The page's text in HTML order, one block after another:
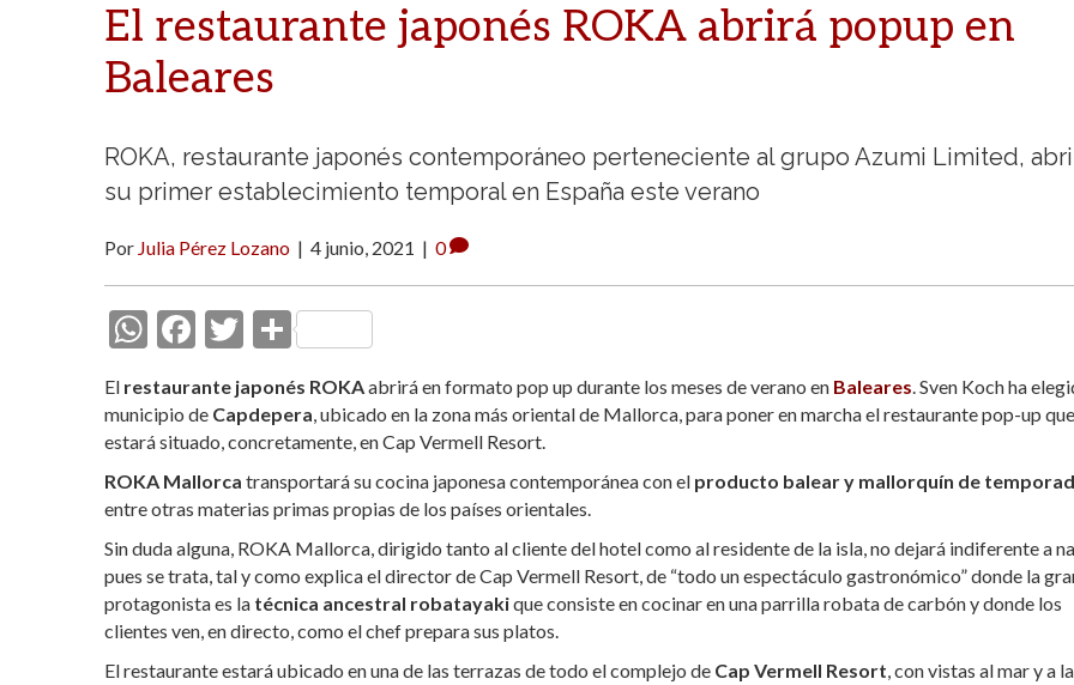
El restaurante japonés ROKA abrirá popup en
Baleares
ROKA, restaurante japonés contemporáneo perteneciente al grupo Azumi Limited,
su primer establecimiento temporal en España este verano
Por Julia Pérez Lozano | 4 junio, 2021 | 0
W
at
s
A
p
p
F
e
b
o
o
k
T
itt
er
C
m
p
ar
ti
r
El restaurante japonés ROKAabrirá en formato pop up durante los meses de verano en Baleares. Sven Koch ha
municipio de Capdepera, ubicado en la zona más oriental de Mallorca, para poner en marcha el restaurante pop-up que
estará situado, concretamente, en Cap Vermell Resort.
ROKA Mallorca transportará su cocina japonesa contemporánea con el producto balear y mallorquín de
entre otras materias primas propias de los países orientales.
Sin duda alguna, ROKA Mallorca, dirigido tanto al cliente del hotel como al residente de la isla, no dejará indiferente a
pues se trata, tal y como explica el director de Cap Vermell Resort, de “todo un espectáculo gastronómico” donde la
protagonista es la técnica ancestral robatayakique consiste en cocinar en una parrilla robata de carbón y donde los
clientes ven, en directo, como el chef prepara sus platos.
El restaurante estará ubicado en una de las terrazas de todo el complejo de Cap Vermell Resort, con vistas al mar y a la